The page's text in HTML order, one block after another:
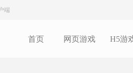
端
首页 网页游戏 H5游